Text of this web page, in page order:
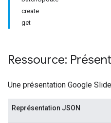
create
get
Ressource:
Une présentation Google
Représentation JSON